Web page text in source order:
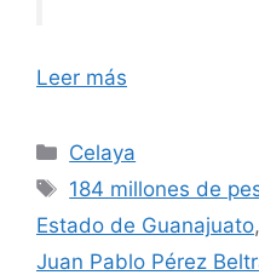
Leer más
Categorías
Celaya
Etiquetas
184 millones de
Estado de Guanajuato,
Juan Pablo Pérez